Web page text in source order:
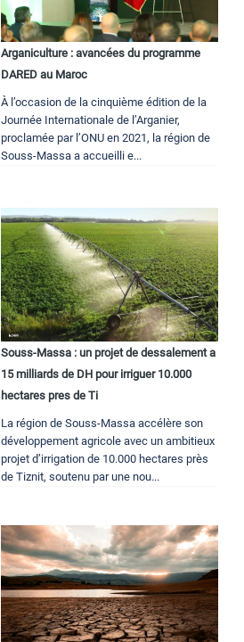
Arganiculture : avancées du programme
DARED au Maroc
À l’occasion de la cinquième édition de la
Journée Internationale de l’Arganier,
proclamée par l’ONU en 2021, la région de
Souss-Massa a accueilli e...
Souss-Massa : un projet de dessalement a
15 milliards de DH pour irriguer 10.000
hectares pres de Ti
La région de Souss-Massa accélère son
développement agricole avec un ambitieux
projet d’irrigation de 10.000 hectares près
de Tiznit, soutenu par une nou...